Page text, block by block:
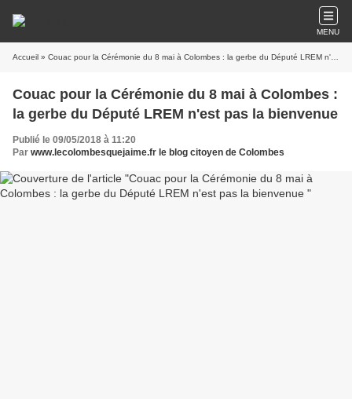
MENU
Accueil » Couac pour la Cérémonie du 8 mai à Colombes : la gerbe du Député LREM n'est pas la bienvenue
Couac pour la Cérémonie du 8 mai à Colombes :
la gerbe du Député LREM n'est pas la bienvenue
Publié le 09/05/2018 à 11:20
Par www.lecolombesquejaime.fr le blog citoyen de Colombes